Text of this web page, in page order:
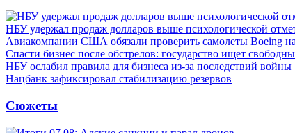
НБУ удержал продаж долларов выше психологической
Авиакомпании США обязали проверить самолеты Boeing
Спасти бизнес после обстрелов: государство ищет
НБУ ослабил правила для бизнеса из-за последствий войны
Нацбанк зафиксировал стабилизацию резервов
Сюжеты